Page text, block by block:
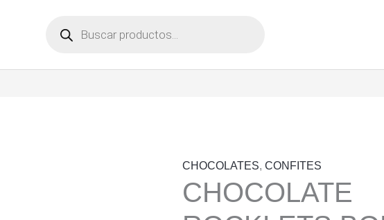
productos
CHOCOLATES,CONFITES
CHOCOLATE